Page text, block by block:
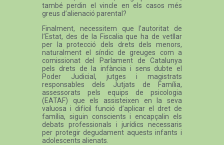
també perdin el vincle en els casos més
greus d’alienació parental?
Finalment, necessitem que l’autoritat de
l’Estat, des de la Fiscalia que ha de vetllar
per la protecció dels drets dels menors,
naturalment el síndic de greuges com a
comissionat del Parlament de Catalunya
pels drets de la infància i sens dubte el
Poder Judicial, jutges i magistrats
responsables dels Jutjats de Família,
assessorats pels equips de psicologia
(EATAF) que els assisteixen en la seva
valuosa i difícil funció d’aplicar el dret de
família, siguin conscients i encapçalin els
debats professionals i jurídics necessaris
per protegir degudament aquests infants i
adolescents alienats.